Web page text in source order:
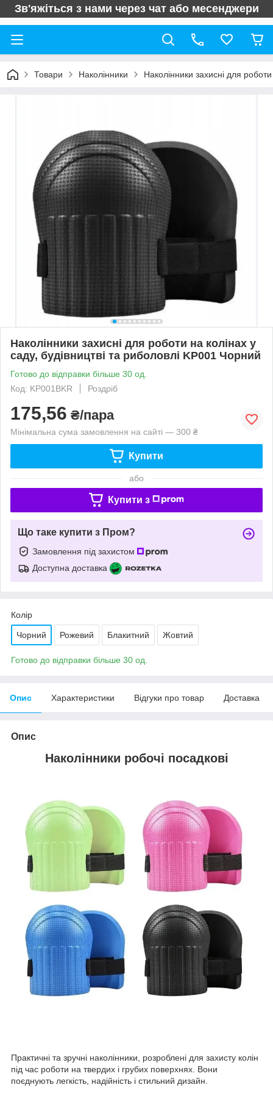
Зв'яжіться з нами через чат або месенджери
Товари Наколінники Наколінники захисні для
Наколінники захисні для роботи на колінах у
саду, будівництві та риболовлі KP001 Чорний
Готово до відправки більше 30 од.
Код: KP001BKR
Роздріб
175,56 ₴/пара
Мінімальна сума замовлення на сайті — 300 ₴
Купити
або
Купити з
Що таке купити з Пром?
Замовлення під захистом
Доступна доставка
Колір
Чорний Рожевий Блакитний Жовтий
Готово до відправки більше 30 од.
Опис Характеристики Відгуки про товар Доставка
Опис
Наколінники робочі посадкові
Практичні та зручні наколінники, розроблені для захисту колін
під час роботи на твердих і грубих поверхнях. Вони
поєднують легкість, надійність і стильний дизайн.